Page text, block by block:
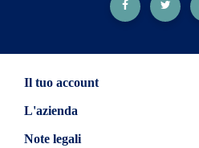
Il tuo account
L'azienda
Note legali